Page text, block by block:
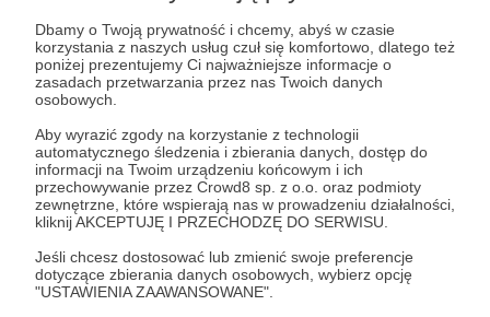
Dbamy o Twoją prywatność i chcemy, abyś w czasie
korzystania z naszych usług czuł się komfortowo, dlatego też
poniżej prezentujemy Ci najważniejsze informacje o
zasadach przetwarzania przez nas Twoich danych
osobowych.
Aby wyrazić zgody na korzystanie z technologii
automatycznego śledzenia i zbierania danych, dostęp do
informacji na Twoim urządzeniu końcowym i ich
przechowywanie przez Crowd8 sp. z o.o. oraz podmioty
zewnętrzne, które wspierają nas w prowadzeniu działalności,
kliknij AKCEPTUJĘ I PRZECHODZĘ DO SERWISU.
Jeśli chcesz dostosować lub zmienić swoje preferencje
dotyczące zbierania danych osobowych, wybierz opcję
"USTAWIENIA ZAAWANSOWANE".
Odpowiedz
Użytkownik
3 dni temu
Komentarz użytkownika
Odpowiedz
Zostań Patronem